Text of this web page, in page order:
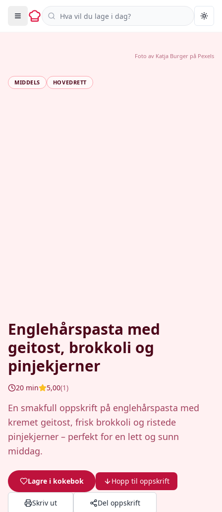
Søk i oppskrifter
MIDDELS HOVEDRETT
Englehårspasta med
geitost, brokkoli og
pinjekjerner
20 min 5,00(1)
En smakfull oppskrift på englehårspasta med
kremet geitost, frisk brokkoli og ristede
pinjekjerner – perfekt for en lett og sunn
middag.
Lagre i kokebok Hopp til oppskrift
Skriv ut Del oppskrift
Foto av Katja Burger på Pexels